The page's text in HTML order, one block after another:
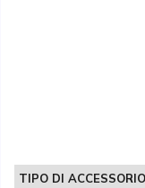
TIPO DI ACCESSORIO